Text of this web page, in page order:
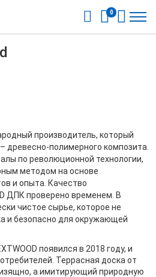
0
производитель, который
древесно-полимерного композита.
по революционной технологии,
методом на основе
и опыта. Качество
ДПК проверено временем. В
чистое сырье, которое не
и безопасно для окружающей
появился в 2018 году, и
Террасная доска от
а имитирующий природную